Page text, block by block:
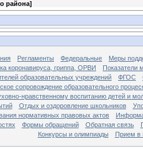
района]
Регламенты Федеральные
Меры
коронавируса, гриппа, ОРВИ
Показатели
образовательных учреждений
ФГОС
сопровождение образовательного
нравственному воспитанию детей и
Отдых и оздоровление школьников
нормативных правовых актов
Формы обращений Обратная связь
Конкурсы и олимпиады
Прием в